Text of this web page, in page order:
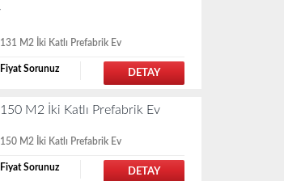
131 M2 İki Katlı Prefabrik Ev
Fiyat Sorunuz DETAY
150 M2 İki Katlı Prefabrik Ev
Fiyat Sorunuz DETAY